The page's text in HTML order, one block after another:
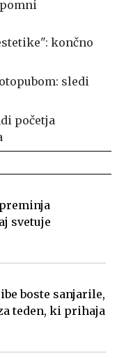
končno
sledi
početja
svetuje
boste sanjarile,
teden, ki prihaja